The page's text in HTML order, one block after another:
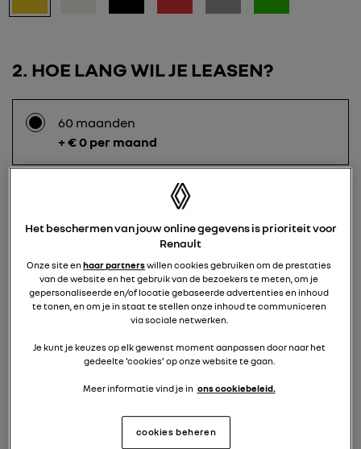
2 HOE LANG WIL JE LEASEN?
60 maanden
+ € 0 per maand
+ € 21 per maand
42 maanden Pseudo-eindheffing actie
+ € 36 per maand
Het beschermen van jouw online gegevens is prioriteit voor
Renault
Onze site enhaar partnerswillen cookies gebruiken om de prestaties
van de website en het gebruik van de bezoekers te meten, om je
gepersonaliseerde en/of locatie gebaseerde advertenties en inhoud
te tonen, en om je in staat te stellen onze inhoud te communiceren
via sociale netwerken.
Je kunt je keuzes op elk gewenst moment aanpassen door naar het
gedeelte ‘cookies’ op onze website te gaan.
Meer informatie vind je in ons cookiebeleid.
cookies beheren